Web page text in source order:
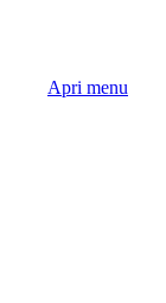
Apri menu